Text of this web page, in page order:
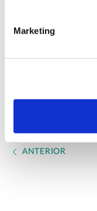
Marketing
Mais informação
ANTERIOR